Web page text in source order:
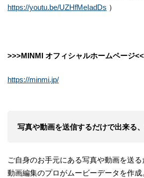
https://youtu.be/UZHfMeIadDs ）
>>>MINMI オフィシャルホームページ
https://minmi.jp/
写真や動画を送信するだけで出来る
ご自身のお手元にある写真や動画を送
動画編集のプロがムービーデータを作